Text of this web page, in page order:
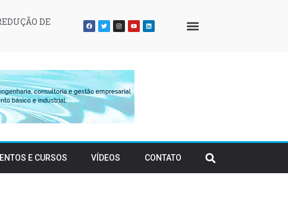
DE
E CURSOS VÍDEOS CONTATO